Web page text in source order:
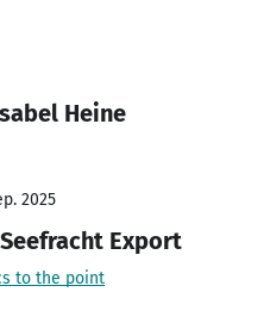
Heine
2025
Export
to the point